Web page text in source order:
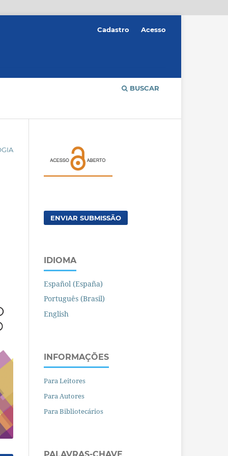
BUSCAR
Cadastro Acesso
ENVIAR SUBMISSÃO
IDIOMA
Español (España)
Português (Brasil)
English
INFORMAÇÕES
Para Leitores
Para Autores
Para Bibliotecários